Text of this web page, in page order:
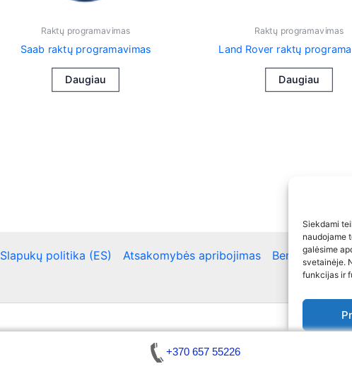
Siekdami
naudojame
galėsime
svetainėje.
funkcijas ir
Raktų programavimas
Saab raktų programavimas
Daugiau
Raktų programavimas
Land Rover raktų
Daugiau
Slapukų politika (ES) Atsakomybės apribojimas Bendra
+370 657 55226